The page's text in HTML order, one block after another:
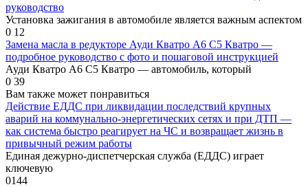
руководство
Установка зажигания в автомобиле является важным аспектом
0 12
Замена масла в редукторе Ауди Кватро А6 С5 Кватро —
подробное руководство с фото и пошаговой инструкцией
Ауди Кватро А6 С5 Кватро — автомобиль, который
0 39
Вам также может понравиться
Действие ЕДДС при ликвидации последствий крупных
аварий на коммунально-энергетических сетях и при ДТП —
как система быстро реагирует на ЧС и возвращает жизнь в
привычный режим работы
Единая дежурно-диспетчерская служба (ЕДДС) играет
ключевую
0144